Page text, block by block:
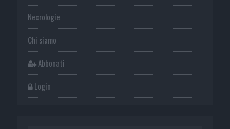
Necrologie
Chi siamo
Abbonati
Login